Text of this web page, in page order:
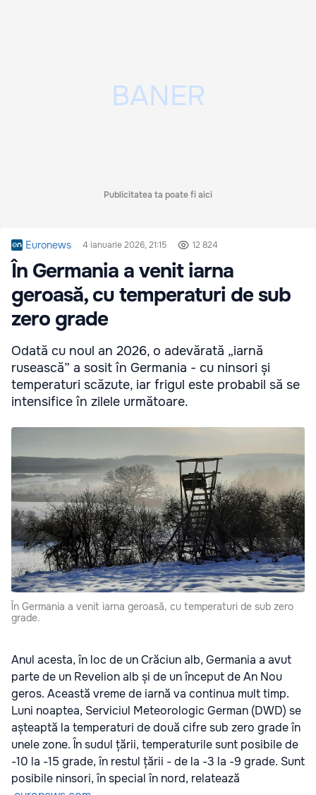
Publicitatea ta poate fi aici
Euronews 4 ianuarie 2026, 21:15 12 824
În Germania a venit iarna
geroasă, cu temperaturi de sub
zero grade
Odată cu noul an 2026, o adevărată „iarnă
rusească” a sosit în Germania - cu ninsori și
temperaturi scăzute, iar frigul este probabil să se
intensifice în zilele următoare.
În Germania a venit iarna geroasă, cu temperaturi de sub zero
grade.
Anul acesta, în loc de un Crăciun alb, Germania a avut
parte de un Revelion alb și de un început de An Nou
geros. Această vreme de iarnă va continua mult timp.
Luni noaptea, Serviciul Meteorologic German (DWD) se
așteaptă la temperaturi de două cifre sub zero grade în
unele zone. În sudul țării, temperaturile sunt posibile de
-10 la -15 grade, în restul țării - de la -3 la -9 grade. Sunt
posibile ninsori, în special în nord, relatează